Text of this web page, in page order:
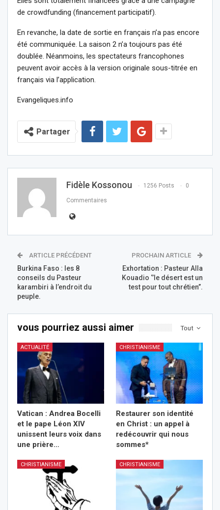
de crowdfunding (financement participatif).
En revanche, la date de sortie en français n’a pas encore
été communiquée. La saison 2 n’a toujours pas été
doublée. Néanmoins, les spectateurs francophones
peuvent avoir accès à la version originale sous-titrée en
français via l’application.
Evangeliques.info
Partager
Fidèle Kossonou 1256 Posts 0
Commentaires
ARTICLE PRÉCÉDENT
Burkina Faso : les 8
conseils du Pasteur
karambiri à l’endroit du
peuple.
PROCHAIN ARTICLE
Exhortation : Pasteur Alla
Kouadio ‘’le désert est un
test pour tout chrétien’’.
Tout
vous pourriez aussi aimer
ACTUALITÉ
Vatican : Andrea Bocelli
et le pape Léon XIV
unissent leurs voix dans
une prière…
CHRISTIANISME
Restaurer son identité
en Christ : un appel à
redécouvrir qui nous
sommes*
CHRISTIANISME CHRISTIANISME